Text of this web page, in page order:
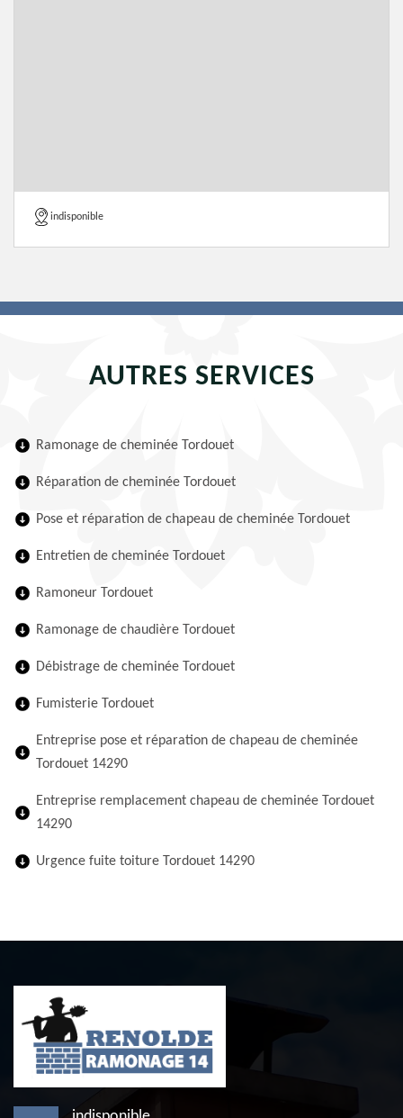
indisponible
AUTRES SERVICES
Ramonage de cheminée Tordouet
Réparation de cheminée Tordouet
Pose et réparation de chapeau de cheminée Tordouet
Entretien de cheminée Tordouet
Ramoneur Tordouet
Ramonage de chaudière Tordouet
Débistrage de cheminée Tordouet
Fumisterie Tordouet
Entreprise pose et réparation de chapeau de cheminée
Tordouet 14290
Entreprise remplacement chapeau de cheminée Tordouet
14290
Urgence fuite toiture Tordouet 14290